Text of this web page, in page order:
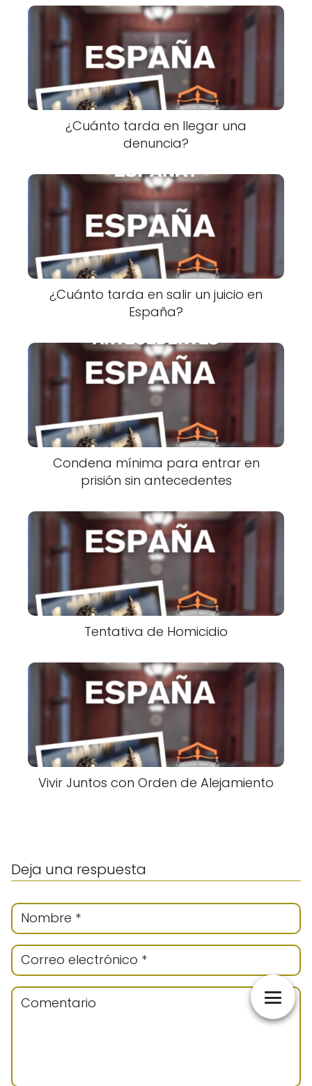
¿Cuánto tarda en llegar una
denuncia?
¿Cuánto tarda en salir un juicio en
España?
Condena mínima para entrar en
prisión sin antecedentes
Tentativa de Homicidio
Vivir Juntos con Orden de Alejamiento
Deja una respuesta